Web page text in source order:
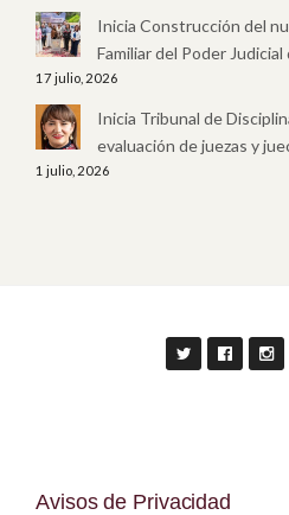
Inicia Construcción del
Familiar del Poder Judicial
17 julio, 2026
Inicia Tribunal de
evaluación de juezas y
1 julio, 2026
Avisos de Privacidad